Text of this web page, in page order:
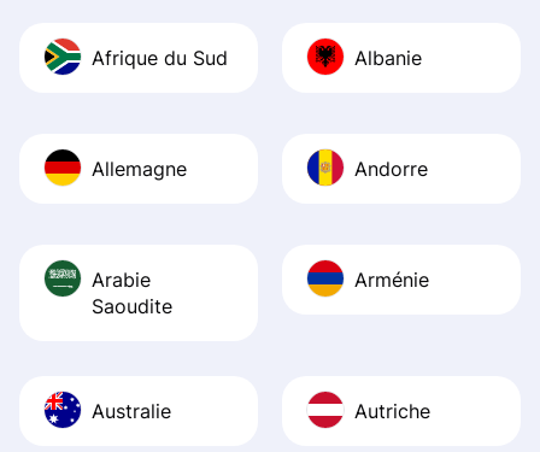
Recommend it!
Afrique du Sud Albanie
Allemagne Andorre
Arabie
Saoudite
Arménie
Australie Autriche